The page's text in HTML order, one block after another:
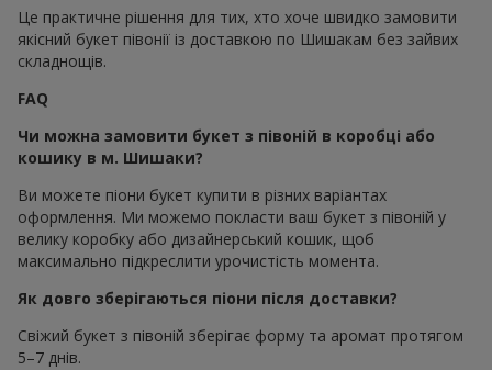
Це практичне рішення для тих, хто хоче швидко замовити
якісний букет півонії із доставкою по Шишакам без зайвих
складнощів.
FAQ
Чи можна замовити букет з півоній в коробці або
кошику в м. Шишаки?
Ви можете піони букет купити в різних варіантах
оформлення. Ми можемо покласти ваш букет з півоній у
велику коробку або дизайнерський кошик, щоб
максимально підкреслити урочистість момента.
Як довго зберігаються піони після доставки?
Свіжий букет з півоній зберігає форму та аромат протягом
5–7 днів.